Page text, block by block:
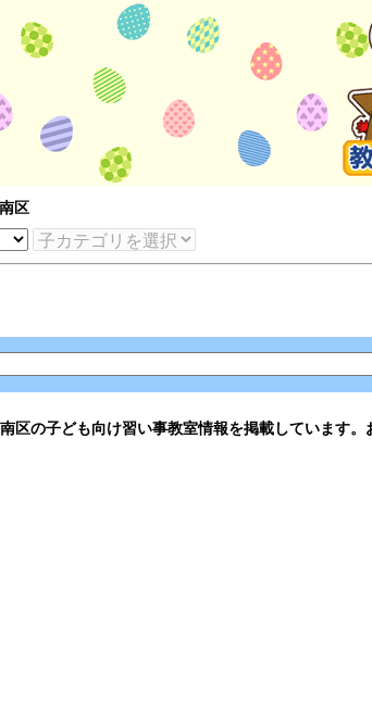
区
区の子ども向け習い事教室情報を掲載しています。